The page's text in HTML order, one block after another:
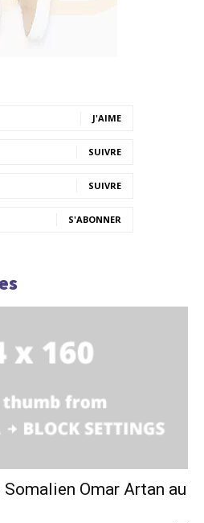
J'AIME
SUIVRE
SUIVRE
S'ABONNER
Somalien Omar Artan au